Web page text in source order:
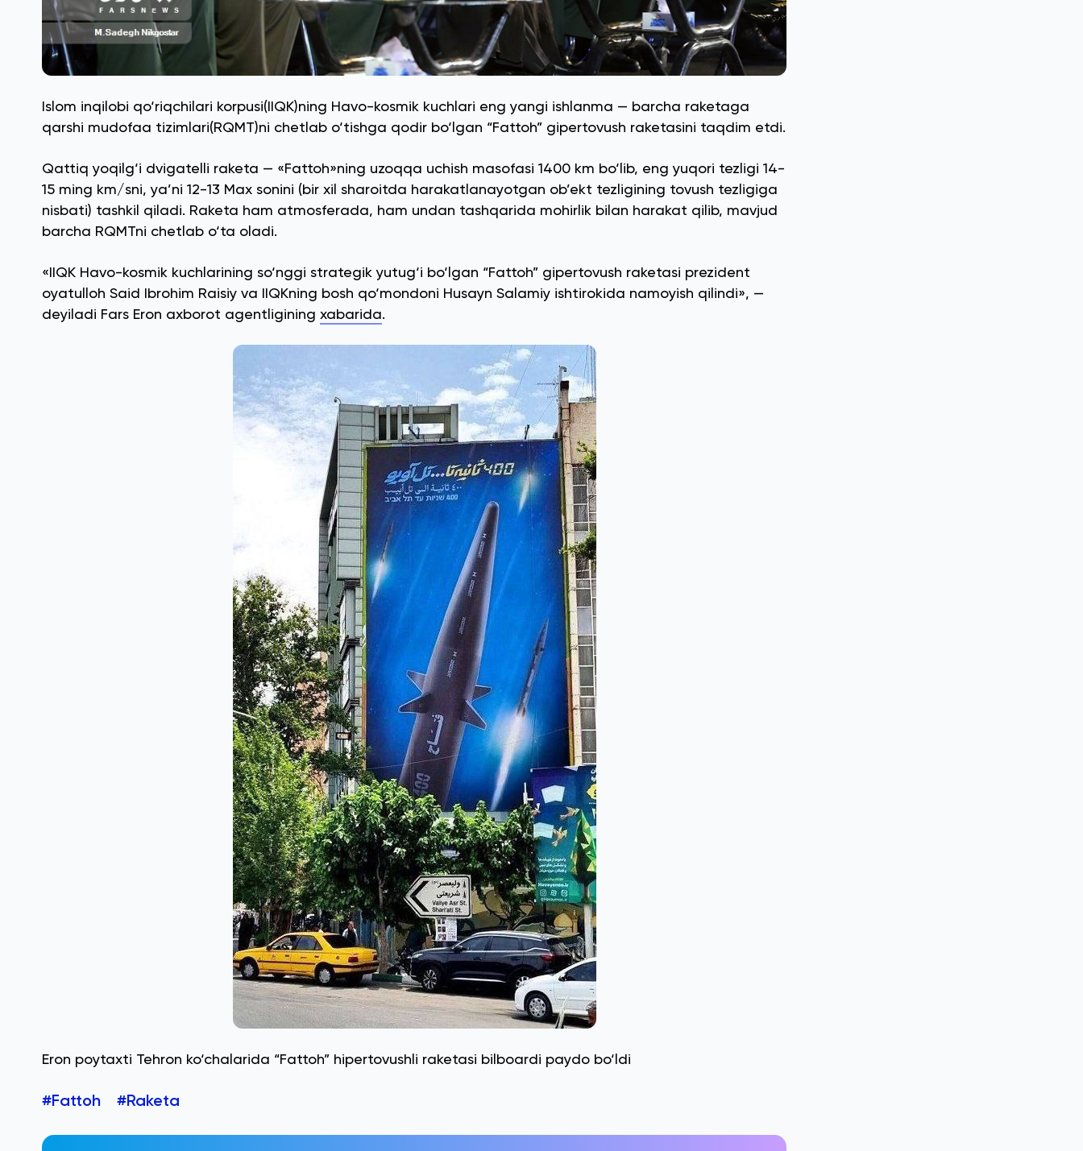
Islom inqilobi qo‘riqchilari korpusi(IIQK)ning Havo-kosmik kuchlari eng yangi ishlanma — barcha raketaga
qarshi mudofaa tizimlari(RQMT)ni chetlab o‘tishga qodir bo‘lgan “Fattoh” gipertovush raketasini taqdim etdi.
Qattiq yoqilg‘i dvigatelli raketa — «Fattoh»ning uzoqqa uchish masofasi 1400 km bo‘lib, eng yuqori tezligi 14-
15 ming km/sni, ya’ni 12-13 Max sonini (bir xil sharoitda harakatlanayotgan ob’ekt tezligining tovush tezligiga
nisbati) tashkil qiladi. Raketa ham atmosferada, ham undan tashqarida mohirlik bilan harakat qilib, mavjud
barcha RQMTni chetlab o‘ta oladi.
«IIQK Havo-kosmik kuchlarining so‘nggi strategik yutug‘i bo‘lgan “Fattoh” gipertovush raketasi prezident
oyatulloh Said Ibrohim Raisiy va IIQKning bosh qo‘mondoni Husayn Salamiy ishtirokida namoyish qilindi», —
deyiladi Fars Eron axborot agentligining xabarida.
Eron poytaxti Tehron ko‘chalarida “Fattoh” hipertovushli raketasi bilboardi paydo bo‘ldi
#Fattoh #Raketa